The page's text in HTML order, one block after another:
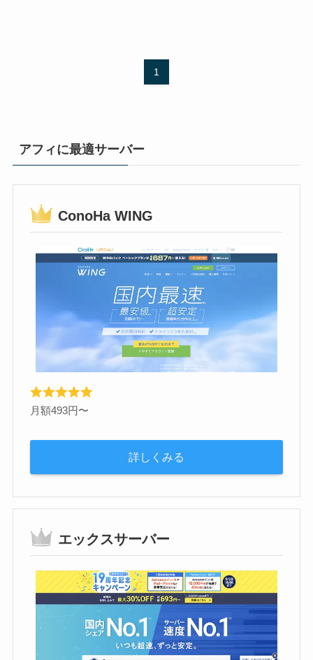
1
アフィに最適サーバー
ConoHa WING
月額493円〜
詳しくみる
エックスサーバー